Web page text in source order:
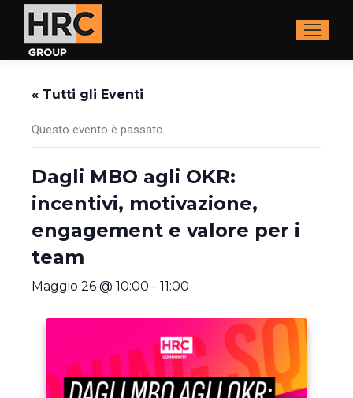
« Tutti gli Eventi
Questo evento è passato.
Dagli MBO agli OKR:
incentivi, motivazione,
engagement e valore per i
team
Maggio 26 @ 10:00 - 11:00